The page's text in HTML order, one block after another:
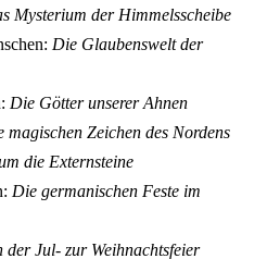
Mysterium der Himmelsscheibe
Die Glaubenswelt der
Die Götter unserer Ahnen
magischen Zeichen des Nordens
die Externsteine
Die germanischen Feste im
der Jul- zur Weihnachtsfeier